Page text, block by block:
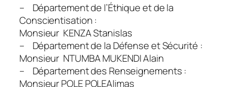
– Département de l’Éthique et de la
Conscientisation :
Monsieur KENZA Stanislas
– Département de la Défense et Sécurité :
Monsieur NTUMBA MUKENDI Alain
– Département des Renseignements :
Monsieur POLE POLEAlimas